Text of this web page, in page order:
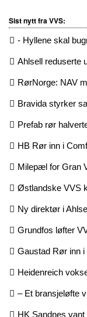
Sist nytt fra VVS:
- Hyllene skal
Ahlsell reduserte
RørNorge: NAV
Bravida styrker
Prefab rør
HB Rør inn i
Milepæl for Gran
Østlandske VVS
Ny direktør i
Grundfos løfter
Gaustad Rør inn
Heidenreich
– Et bransjeløfte
HK Sandnes